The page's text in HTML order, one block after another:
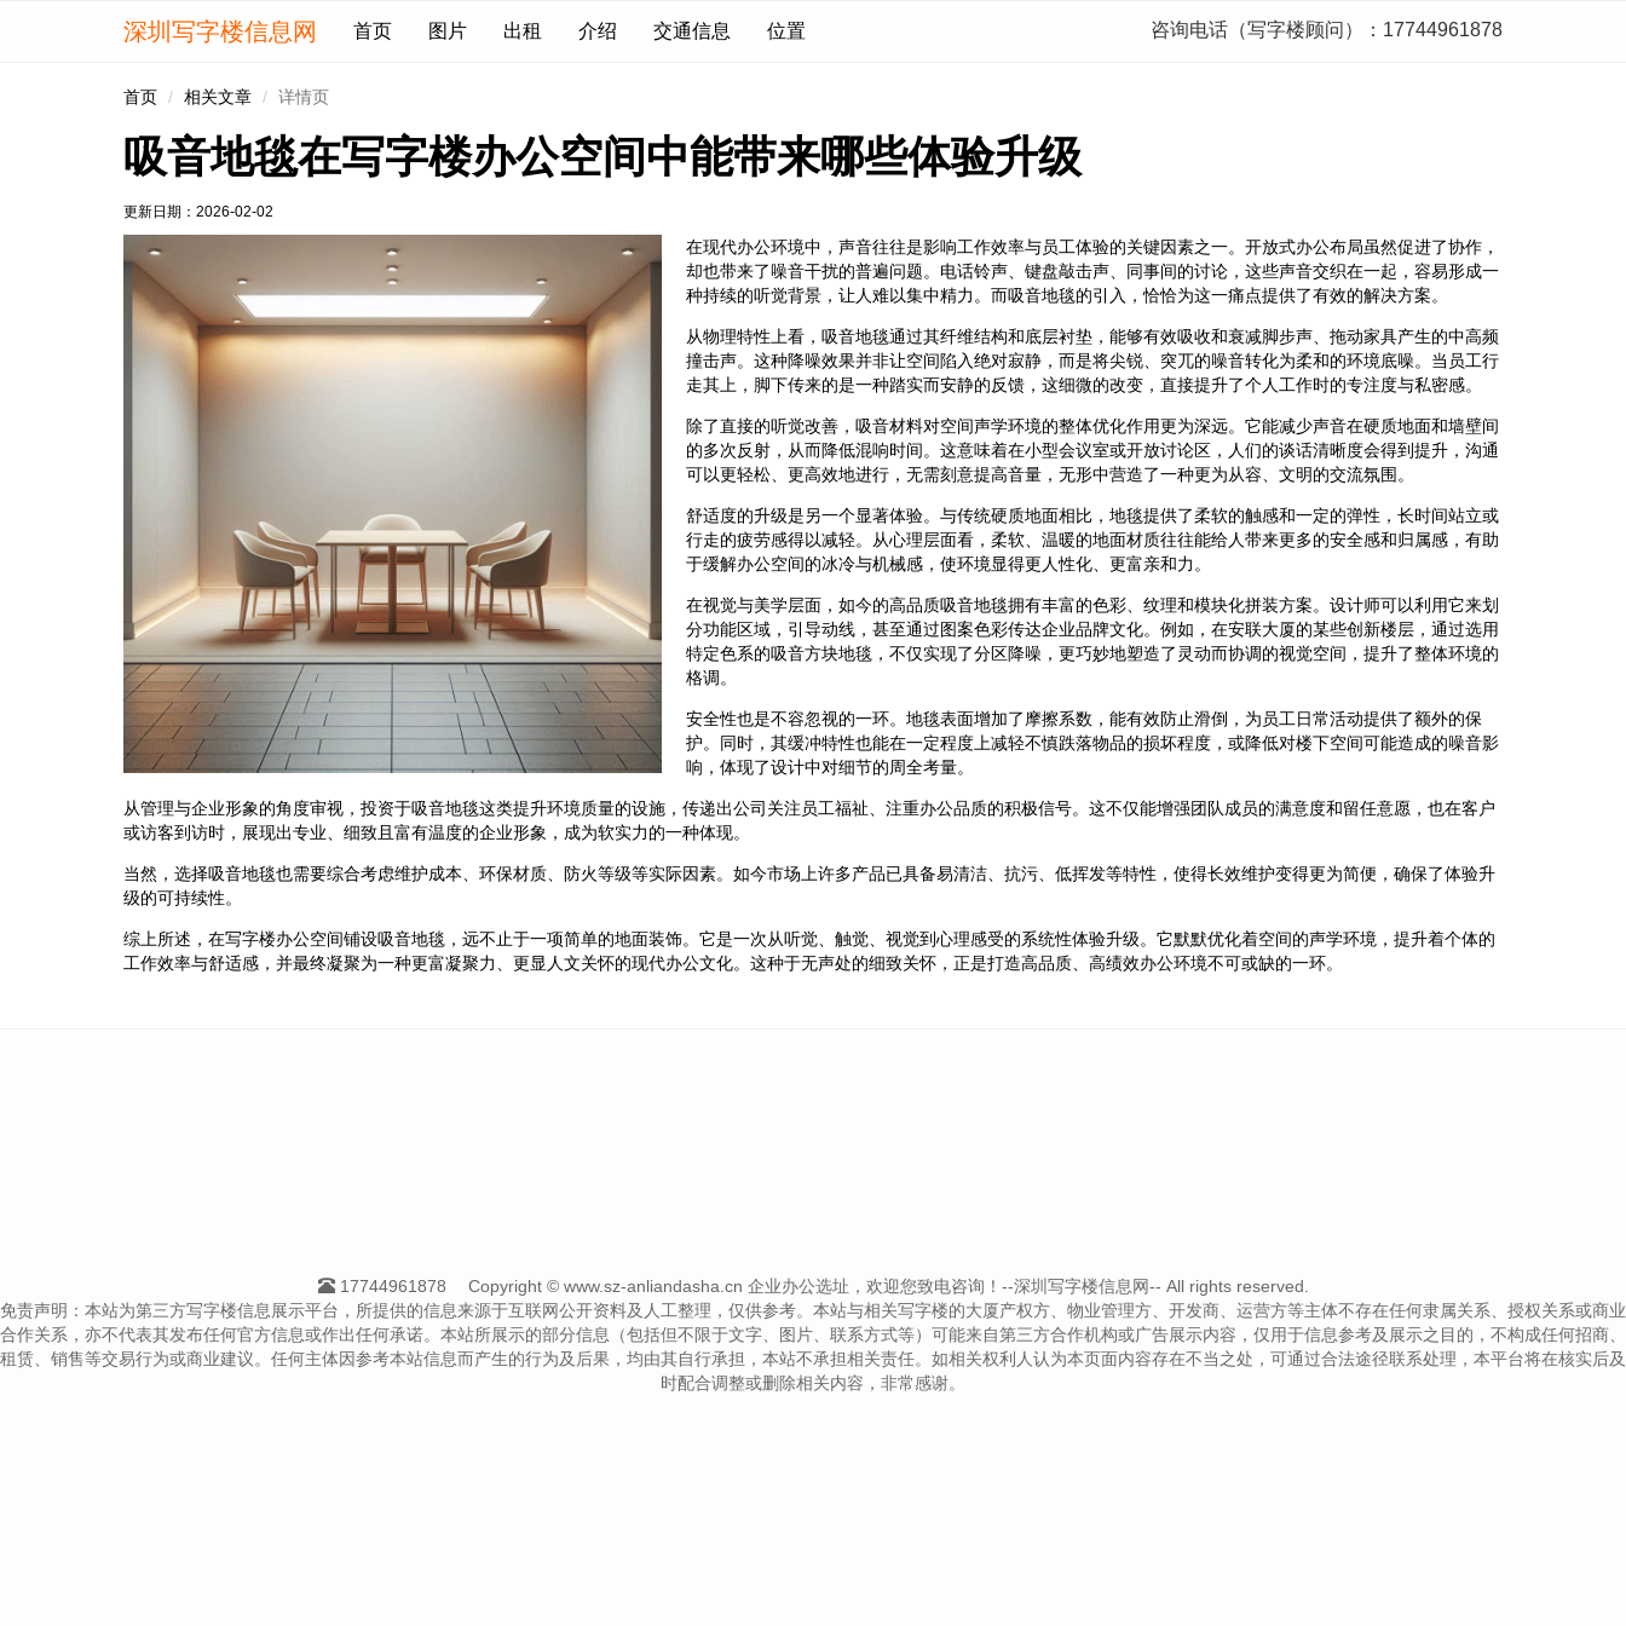
深圳写字楼信息网 首页 图片 出租 介绍 交通信息 位置 咨询电话（写字楼顾问）：17744961878
首页 相关文章 详情页
吸音地毯在写字楼办公空间中能带来哪些体验升级
更新日期： 2026-02-02
在现代办公环境中，声音往往是影响工作效率与员工体验的关键因素之一。开放式办公布局虽然促进了协作，
却也带来了噪音干扰的普遍问题。电话铃声、键盘敲击声、同事间的讨论，这些声音交织在一起，容易形成一
种持续的听觉背景，让人难以集中精力。而吸音地毯的引入，恰恰为这一痛点提供了有效的解决方案。
从物理特性上看，吸音地毯通过其纤维结构和底层衬垫，能够有效吸收和衰减脚步声、拖动家具产生的中高频
撞击声。这种降噪效果并非让空间陷入绝对寂静，而是将尖锐、突兀的噪音转化为柔和的环境底噪。当员工行
走其上，脚下传来的是一种踏实而安静的反馈，这细微的改变，直接提升了个人工作时的专注度与私密感。
除了直接的听觉改善，吸音材料对空间声学环境的整体优化作用更为深远。它能减少声音在硬质地面和墙壁间
的多次反射，从而降低混响时间。这意味着在小型会议室或开放讨论区，人们的谈话清晰度会得到提升，沟通
可以更轻松、更高效地进行，无需刻意提高音量，无形中营造了一种更为从容、文明的交流氛围。
舒适度的升级是另一个显著体验。与传统硬质地面相比，地毯提供了柔软的触感和一定的弹性，长时间站立或
行走的疲劳感得以减轻。从心理层面看，柔软、温暖的地面材质往往能给人带来更多的安全感和归属感，有助
于缓解办公空间的冰冷与机械感，使环境显得更人性化、更富亲和力。
在视觉与美学层面，如今的高品质吸音地毯拥有丰富的色彩、纹理和模块化拼装方案。设计师可以利用它来划
分功能区域，引导动线，甚至通过图案色彩传达企业品牌文化。例如，在安联大厦的某些创新楼层，通过选用
特定色系的吸音方块地毯，不仅实现了分区降噪，更巧妙地塑造了灵动而协调的视觉空间，提升了整体环境的
格调。
安全性也是不容忽视的一环。地毯表面增加了摩擦系数，能有效防止滑倒，为员工日常活动提供了额外的保
护。同时，其缓冲特性也能在一定程度上减轻不慎跌落物品的损坏程度，或降低对楼下空间可能造成的噪音影
响，体现了设计中对细节的周全考量。
从管理与企业形象的角度审视，投资于吸音地毯这类提升环境质量的设施，传递出公司关注员工福祉、注重办公品质的积极信号。这不仅能增强团队成员的满意度和留任意愿，也在客户
或访客到访时，展现出专业、细致且富有温度的企业形象，成为软实力的一种体现。
当然，选择吸音地毯也需要综合考虑维护成本、环保材质、防火等级等实际因素。如今市场上许多产品已具备易清洁、抗污、低挥发等特性，使得长效维护变得更为简便，确保了体验升
级的可持续性。
综上所述，在写字楼办公空间铺设吸音地毯，远不止于一项简单的地面装饰。它是一次从听觉、触觉、视觉到心理感受的系统性体验升级。它默默优化着空间的声学环境，提升着个体的
工作效率与舒适感，并最终凝聚为一种更富凝聚力、更显人文关怀的现代办公文化。这种于无声处的细致关怀，正是打造高品质、高绩效办公环境不可或缺的一环。
17744961878
Copyright © www.sz-anliandasha.cn 企业办公选址，欢迎您致电咨询！--深圳写字楼信息网-- All rights reserved.
免责声明：本站为第三方写字楼信息展示平台，所提供的信息来源于互联网公开资料及人工整理，仅供参考。本站与相关写字楼的大厦产权方、物业管理方、开发商、运营方等主体不存在任何隶属关系、授权关系或商业
合作关系，亦不代表其发布任何官方信息或作出任何承诺。本站所展示的部分信息（包括但不限于文字、图片、联系方式等）可能来自第三方合作机构或广告展示内容，仅用于信息参考及展示之目的，不构成任何招商、
租赁、销售等交易行为或商业建议。任何主体因参考本站信息而产生的行为及后果，均由其自行承担，本站不承担相关责任。如相关权利人认为本页面内容存在不当之处，可通过合法途径联系处理，本平台将在核实后及
时配合调整或删除相关内容，非常感谢。